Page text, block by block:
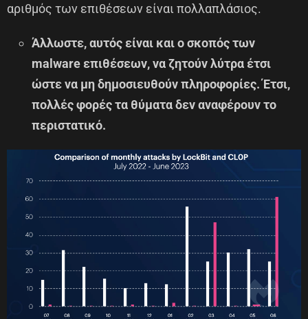
αριθμός των επιθέσεων είναι πολλαπλάσιος.
Άλλωστε, αυτός είναι και ο σκοπός των
malware επιθέσεων, να ζητούν λύτρα έτσι
ώστε να μη δημοσιευθούν πληροφορίες. Έτσι,
πολλές φορές τα θύματα δεν αναφέρουν το
περιστατικό.